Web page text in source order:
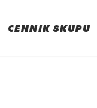
CENNIK SKUPU